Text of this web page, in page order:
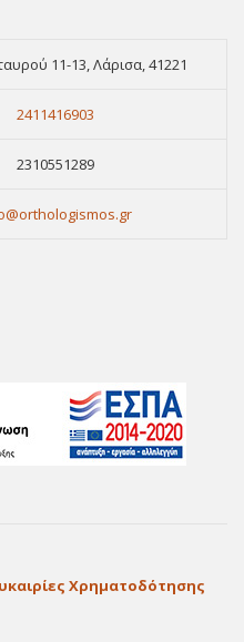
11-13, Λάρισα, 41221
2411416903
2310551289
Χρηματοδότησης